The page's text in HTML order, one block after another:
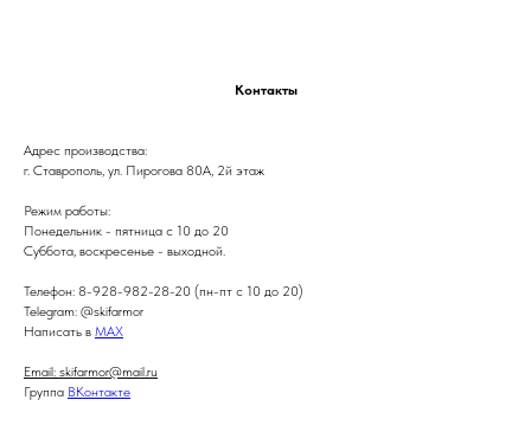
Контакты
Адрес производства:
г. Ставрополь, ул. Пирогова 80А, 2й этаж
Режим работы:
Понедельник - пятница с 10 до 20
Суббота, воскресенье - выходной.
Телефон: 8-928-982-28-20 (пн-пт с 10 до 20)
Telegram: @skifarmor
Написать в МАХ
Email: skifarmor@mail.ru
Группа ВКонтакте